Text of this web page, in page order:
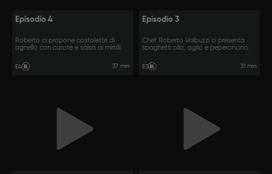
Episodio 4
Roberto ci propone costolette di
agnello con carote e salsa ai mirtilli.
E4 37 min
Episodio 3
Chef Roberto Valbuzzi ci presenta
spaghetti olio, aglio e peperoncino.
E3 31 min